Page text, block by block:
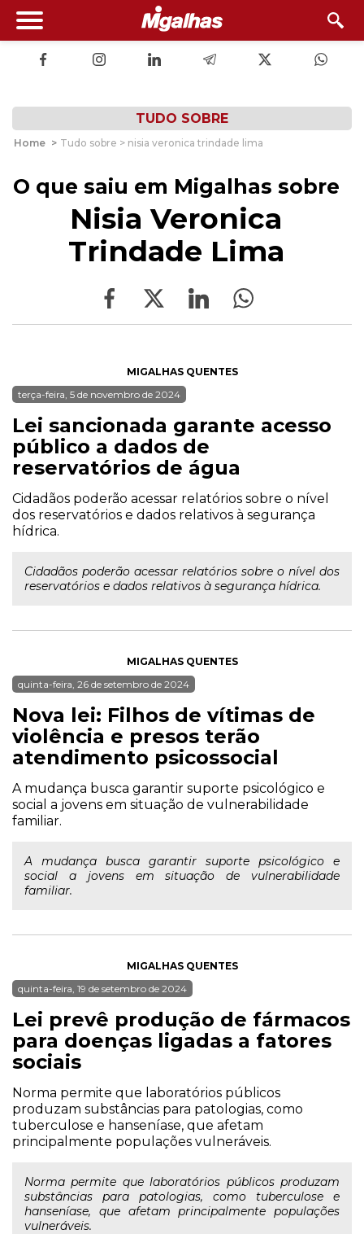
TUDO SOBRE
Home > Tudo sobre > nisia veronica trindade lima
O que saiu em Migalhas sobre
Nisia Veronica
Trindade Lima
MIGALHAS QUENTES
terça-feira, 5 de novembro de 2024
Lei sancionada garante acesso
público a dados de
reservatórios de água
Cidadãos poderão acessar relatórios sobre o nível
dos reservatórios e dados relativos à segurança
hídrica.
Cidadãos poderão acessar relatórios sobre o nível dos
reservatórios e dados relativos à segurança hídrica.
MIGALHAS QUENTES
quinta-feira, 26 de setembro de 2024
Nova lei: Filhos de vítimas de
violência e presos terão
atendimento psicossocial
A mudança busca garantir suporte psicológico e
social a jovens em situação de vulnerabilidade
familiar.
A mudança busca garantir suporte psicológico e
social a jovens em situação de vulnerabilidade
familiar.
MIGALHAS QUENTES
quinta-feira, 19 de setembro de 2024
Lei prevê produção de fármacos
para doenças ligadas a fatores
sociais
Norma permite que laboratórios públicos
produzam substâncias para patologias, como
tuberculose e hanseníase, que afetam
principalmente populações vulneráveis.
Norma permite que laboratórios públicos produzam
substâncias para patologias, como tuberculose e
hanseníase, que afetam principalmente populações
vulneráveis.